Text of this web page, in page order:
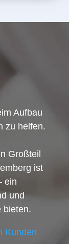
Aufbau
zu helfen.
Großteil
ist
ein
und
bieten.
Kunden